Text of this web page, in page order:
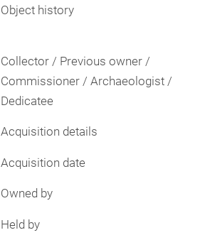
Object history
Collector / Previous owner /
Commissioner / Archaeologist /
Dedicatee
Acquisition details
Acquisition date
Owned by
Held by